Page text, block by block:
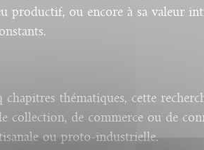
productif, ou encore à sa valeur
thématiques, cette
collection, de commerce ou de
ou proto-industrielle.